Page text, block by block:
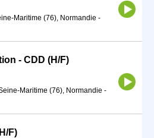
Maritime (76), Normandie -
- CDD (H/F)
Maritime (76), Normandie -
F)